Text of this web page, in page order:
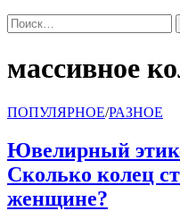
Найти:
массивное
ПОПУЛЯРНОЕ/РАЗНОЕ
Ювелирный
Сколько колец
женщине?